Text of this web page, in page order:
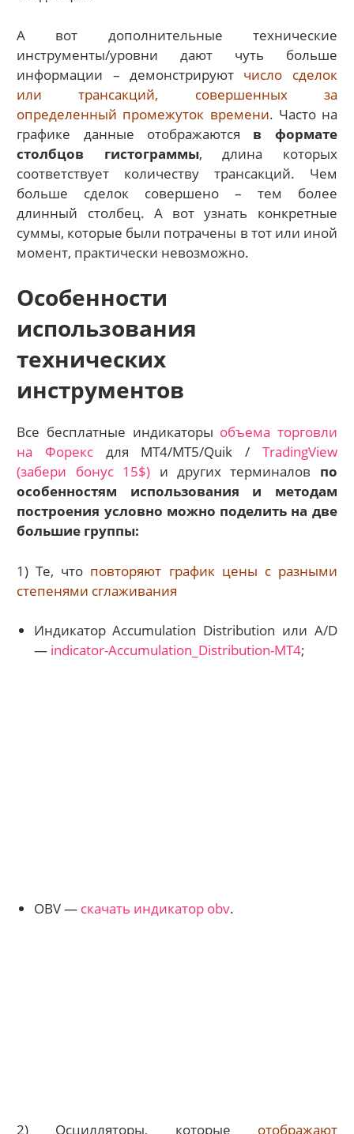
А вот дополнительные технические
инструменты/уровни дают чуть больше
информации – демонстрируют число сделок
или трансакций, совершенных за
определенный промежуток времени. Часто на
графике данные отображаются в формате
столбцов гистограммы, длина которых
соответствует количеству трансакций. Чем
больше сделок совершено – тем более
длинный столбец. А вот узнать конкретные
суммы, которые были потрачены в тот или иной
момент, практически невозможно.
Особенности
использования
технических
инструментов
Все бесплатные индикаторы объема торговли
на Форексдля МТ4/МТ5/Quik / TradingView
(забери бонус 15$) и других терминалов по
особенностям использования и методам
построения условно можно поделить на две
большие группы:
1) Те, что повторяют график цены с разными
степенями сглаживания
Индикатор Accumulation Distribution или A/D
— indicator-Accumulation_Distribution-MT4;
OBV — скачать индикатор obv.
2) Осцилляторы, которые отображают